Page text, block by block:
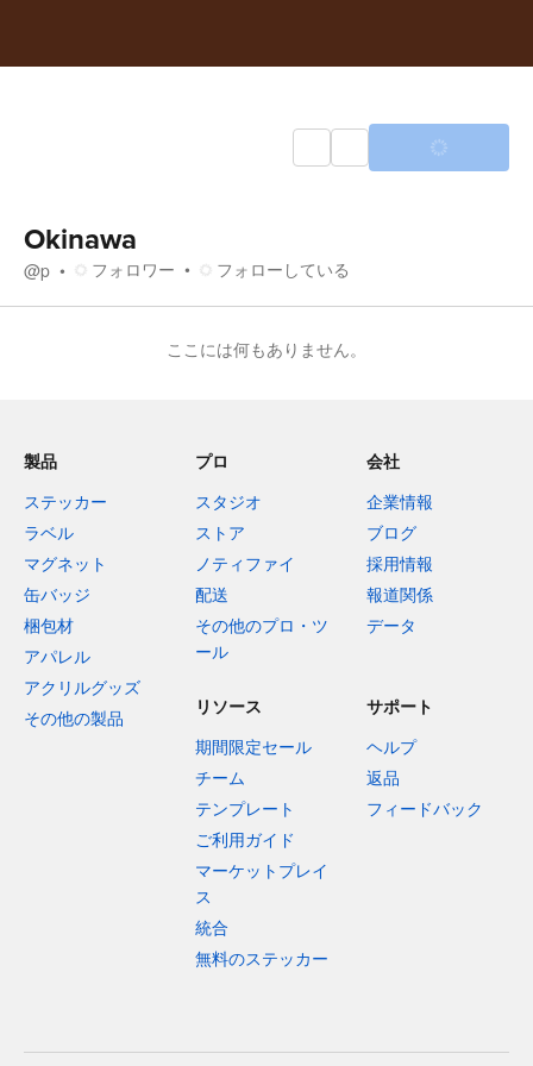
Okinawa
@p フォロワー フォローしている
ここには何もありません。
製品
ステッカー
ラベル
マグネット
缶バッジ
梱包材
アパレル
アクリルグッズ
その他の製品
プロ
スタジオ
ストア
ノティファイ
配送
その他のプロ・ツ
ール
会社
企業情報
ブログ
採用情報
報道関係
データ
リソース
期間限定セール
チーム
テンプレート
ご利用ガイド
マーケットプレイ
ス
統合
無料のステッカー
サポート
ヘルプ
返品
フィードバック